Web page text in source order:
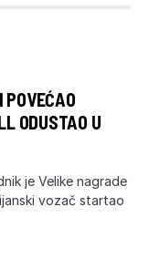
ODUSTAO U
je Velike nagrade
vozač startao